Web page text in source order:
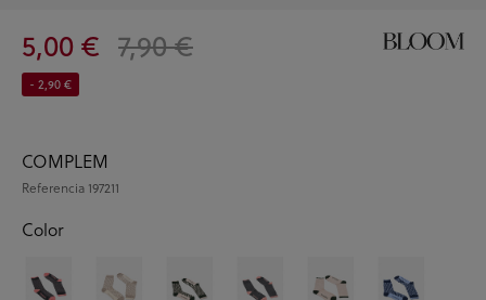
5,00 € 7,90 €
- 2,90 €
COMPLEM
Referencia 197211
Color